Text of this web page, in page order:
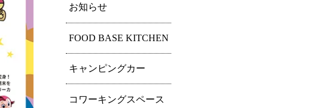
お知らせ
FOOD BASE KITCHEN
キャンピングカー
コワーキングスペース